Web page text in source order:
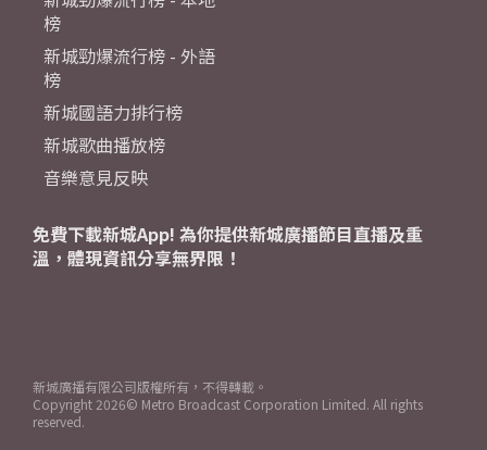
榜
新城勁爆流行榜 - 外語
榜
新城國語力排行榜
新城歌曲播放榜
音樂意見反映
免費下載新城App! 為你提供新城廣播節目直播及重
溫，體現資訊分享無界限！
新城廣播有限公司版權所有，不得轉載。
Copyright 2026© Metro Broadcast Corporation Limited. All rights
reserved.